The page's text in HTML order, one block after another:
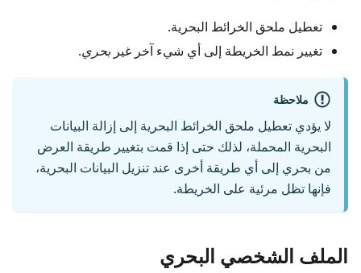
تعطيل ملحق الخرائط البحرية.
تغيير نمط الخريطة إلى أي شيء آخر غير بحري.
ملاحظة
لا يؤدي تعطيل ملحق الخرائط البحرية إلى إزالة البيانات
البحرية المحملة، لذلك حتى إذا قمت بتغيير طريقة العرض
من بحري إلى أي طريقة أخرى عند تنزيل البيانات البحرية،
فإنها تظل مرئية على الخريطة.
الملف الشخصي البحري